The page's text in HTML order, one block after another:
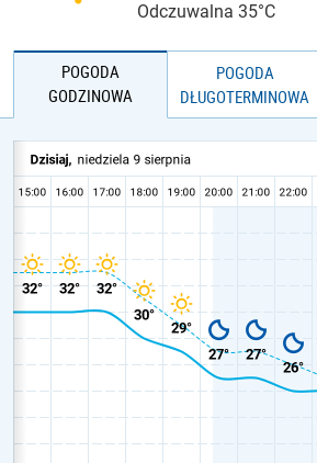
Odczuwalna 35°C
POGODA
GODZINOWA
POGODA
DŁUGOTERMINOWA